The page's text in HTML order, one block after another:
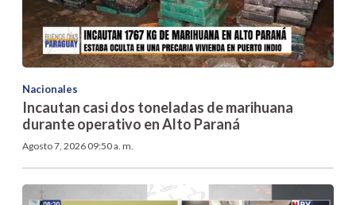
Nacionales
Incautan casi dos toneladas de marihuana
durante operativo en Alto Paraná
Agosto 7, 2026 09:50 a. m.